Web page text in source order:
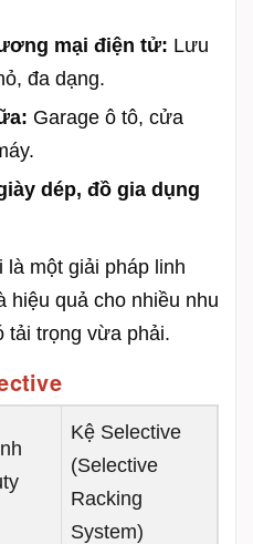
mại điện tử: Lưu
đa dạng.
Garage ô tô, cửa
dép, đồ gia dụng
là một giải pháp linh
hiệu quả cho nhiều nhu
tải trọng vừa phải.
Kệ Selective
(Selective
Racking
System)